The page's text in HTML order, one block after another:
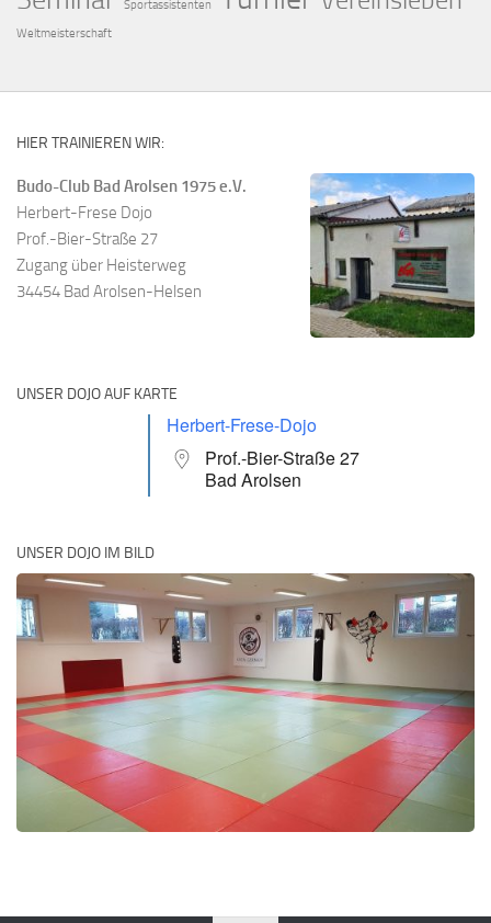
Sportassistenten
Weltmeisterschaft
HIER TRAINIEREN WIR:
Budo-Club Bad Arolsen 1975 e.V.
Herbert-Frese Dojo
Prof.-Bier-Straße 27
Zugang über Heisterweg
34454 Bad Arolsen-Helsen
UNSER DOJO AUF KARTE
Herbert-Frese-Dojo
Prof.-Bier-Straße 27
Bad Arolsen
UNSER DOJO IM BILD